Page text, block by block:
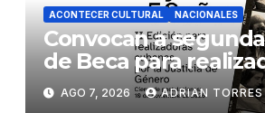
ACONTECER CULTURAL NACIONALES
Convocan a
de Beca para
mayores de 50 años
AGO 7, 2026 ADRIAN TORRES